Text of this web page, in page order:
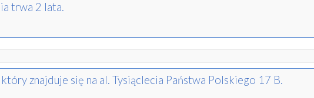
trwa 2 lata.
znajduje się na al. Tysiąclecia Państwa Polskiego 17 B.